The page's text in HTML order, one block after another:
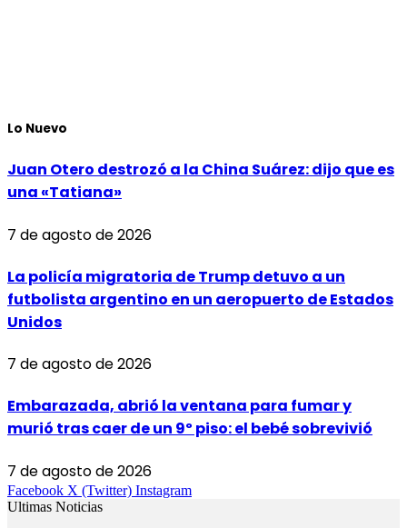
Lo Nuevo
Juan Otero destrozó a la China Suárez: dijo que es
una «Tatiana»
7 de agosto de 2026
La policía migratoria de Trump detuvo a un
futbolista argentino en un aeropuerto de Estados
Unidos
7 de agosto de 2026
Embarazada, abrió la ventana para fumar y
murió tras caer de un 9º piso: el bebé sobrevivió
7 de agosto de 2026
Facebook X (Twitter) Instagram
Ultimas Noticias